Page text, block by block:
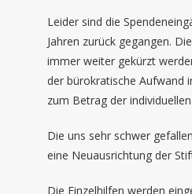
Leider sind die
Jahren zurück gegangen.
immer weiter gekürzt
der bürokratische Aufwand
zum Betrag der
Die uns sehr schwer
eine Neuausrichtung der
Die Einzelhilfen werden